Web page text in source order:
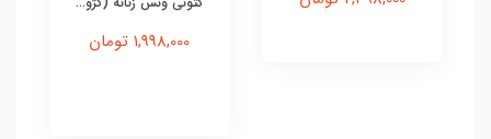
1,998,000 تومان